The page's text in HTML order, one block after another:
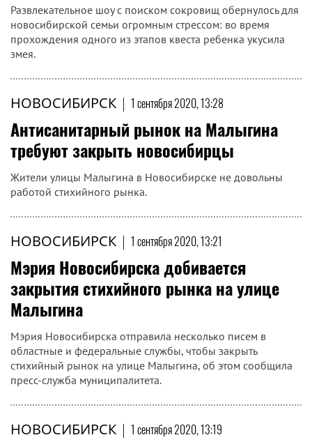
Развлекательное шоу с поиском сокровищ обернулось для
новосибирской семьи огромным стрессом: во время
прохождения одного из этапов квеста ребенка укусила
змея.
НОВОСИБИРСК | 1 сентября 2020, 13:28
Антисанитарный рынок на Малыгина
требуют закрыть новосибирцы
Жители улицы Малыгина в Новосибирске не довольны
работой стихийного рынка.
НОВОСИБИРСК | 1 сентября 2020, 13:21
Мэрия Новосибирска добивается
закрытия стихийного рынка на улице
Малыгина
Мэрия Новосибирска отправила несколько писем в
областные и федеральные службы, чтобы закрыть
стихийный рынок на улице Малыгина, об этом сообщила
пресс-служба муниципалитета.
НОВОСИБИРСК | 1 сентября 2020, 13:19